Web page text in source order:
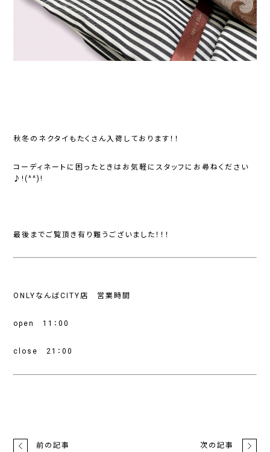
秋冬のネクタイもたくさん入荷しております！！
コーディネートに困ったときはお気軽にスタッフにお尋ねください
♪!(^^)!
最後までご覧頂き有り難うございました！！！
ONLYなんばCITY店 営業時間
open 11：00
close 21：00
前の記事 次の記事